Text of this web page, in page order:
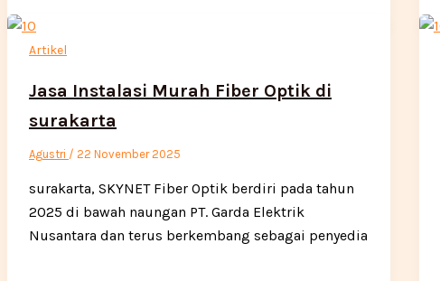
Artikel
Jasa Instalasi Murah Fiber Optik di
surakarta
Agustri / 22 November 2025
surakarta, SKYNET Fiber Optik berdiri pada tahun
2025 di bawah naungan PT. Garda Elektrik
Nusantara dan terus berkembang sebagai penyedia